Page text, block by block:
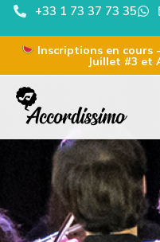
+33 1 73 37 73 35
Inscriptions en cours
Juillet #3